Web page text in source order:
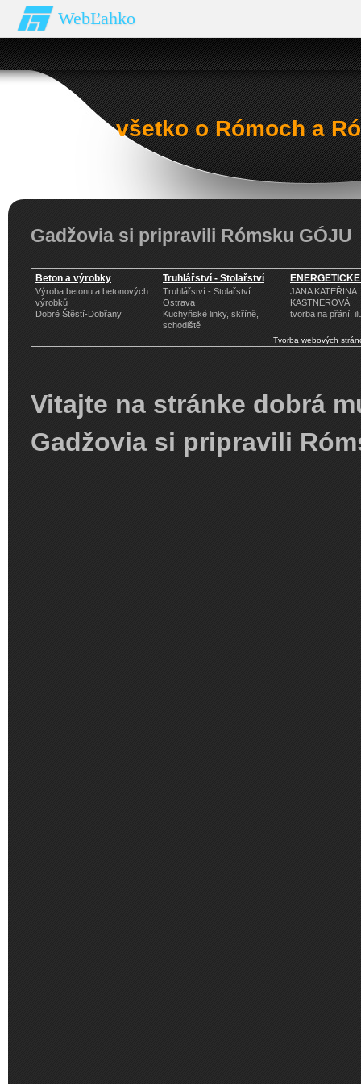
WebĽahko
všetko o Rómoch a
Gadžovia si pripravili Rómsku GÓJU
Beton a výrobky
Výroba betonu a betonových
výrobků
Dobré Štěstí-Dobřany
Truhlářství - Stolařství
Truhlářství - Stolařství
Ostrava
Kuchyňské linky, skříně,
schodiště
JANA KATEŘINA
KASTNEROVÁ
tvorba na přání,
Tvorba webových
Vitajte na stránke dobrá
Gadžovia si pripravili